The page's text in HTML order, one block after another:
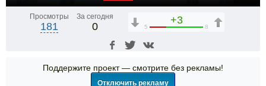
Просмотры
181
За сегодня
0
+3
5 8
Поддержите проект — смотрите без рекламы!
Отключить рекламу